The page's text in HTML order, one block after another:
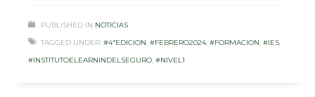
PUBLISHED IN NOTICIAS
TAGGED UNDER: #4ªEDICION, #FEBRERO2024, #FORMACION, #IES,
#INSTITUTOELEARNINDELSEGURO, #NIVEL1